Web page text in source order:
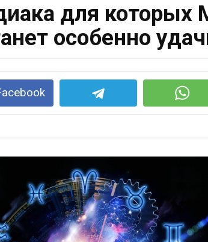
для которых
особенно